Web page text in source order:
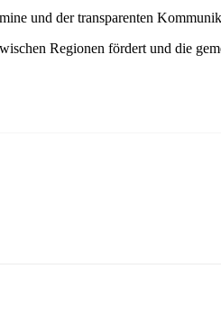
und der transparenten
Regionen fördert und die